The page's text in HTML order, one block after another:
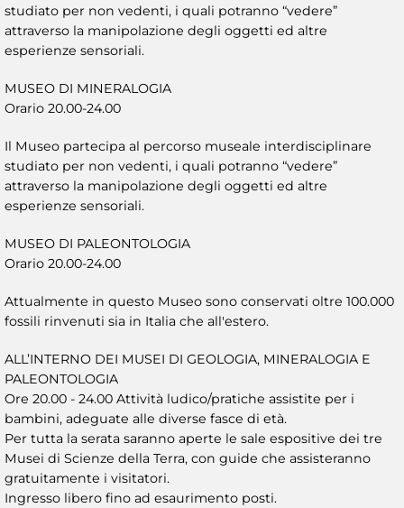
studiato per non vedenti, i quali potranno “vedere”
attraverso la manipolazione degli oggetti ed altre
esperienze sensoriali.
MUSEO DI MINERALOGIA
Orario 20.00-24.00
Il Museo partecipa al percorso museale interdisciplinare
studiato per non vedenti, i quali potranno “vedere”
attraverso la manipolazione degli oggetti ed altre
esperienze sensoriali.
MUSEO DI PALEONTOLOGIA
Orario 20.00-24.00
Attualmente in questo Museo sono conservati oltre 100.000
fossili rinvenuti sia in Italia che all'estero.
ALL’INTERNO DEI MUSEI DI GEOLOGIA, MINERALOGIA E
PALEONTOLOGIA
Ore 20.00 - 24.00 Attività ludico/pratiche assistite per i
bambini, adeguate alle diverse fasce di età.
Per tutta la serata saranno aperte le sale espositive dei tre
Musei di Scienze della Terra, con guide che assisteranno
gratuitamente i visitatori.
Ingresso libero fino ad esaurimento posti.